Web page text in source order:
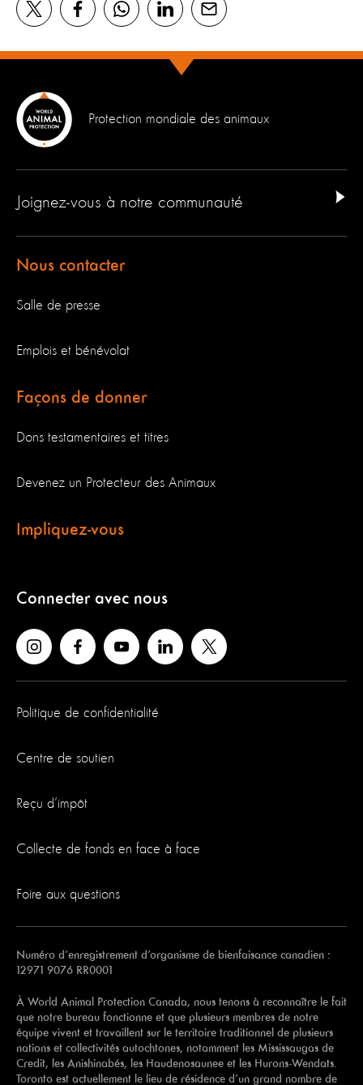
Protection mondiale des animaux
Joignez-vous à notre communauté
Nous contacter
Salle de presse
Emplois et bénévolat
Façons de donner
Dons testamentaires et titres
Devenez un Protecteur des Animaux
Impliquez-vous
Connecter avec nous
Politique de confidentialité
Centre de soutien
Reçu d’impôt
Collecte de fonds en face à face
Foire aux questions
Numéro d’enregistrement d’organisme de bienfaisance canadien :
12971 9076 RR0001
À World Animal Protection Canada, nous tenons à reconnaître le fait
que notre bureau fonctionne et que plusieurs membres de notre
équipe vivent et travaillent sur le territoire traditionnel de plusieurs
nations et collectivités autochtones, notamment les Mississaugas de
Credit, les Anishinabés, les Haudenosaunee et les Hurons-Wendats.
Toronto est actuellement le lieu de résidence d’un grand nombre de